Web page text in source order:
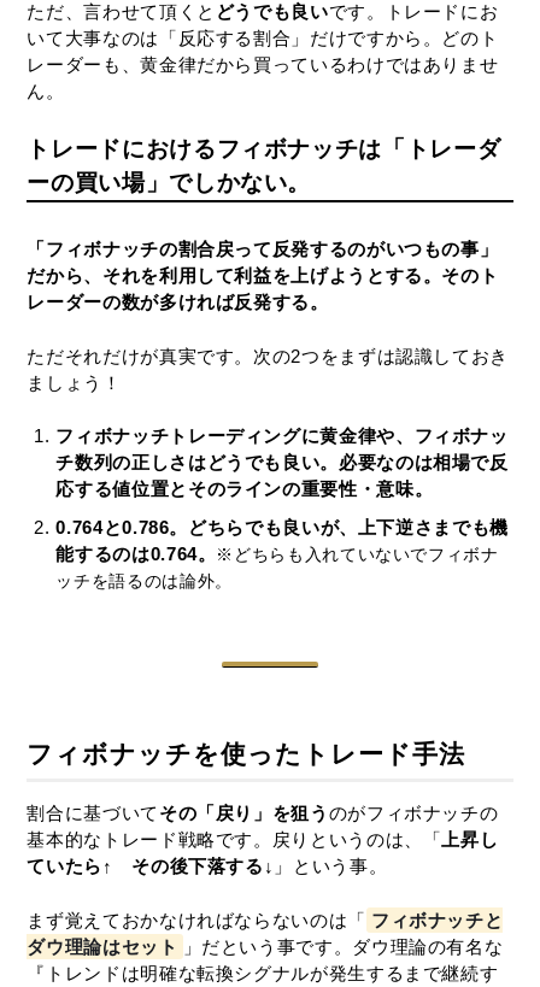
ただ、言わせて頂くと どうでも良いです。トレードにお
いて大事なのは「反応する割合」だけですから。どのト
レーダーも、黄金律だから買っているわけではありませ
ん。
トレードにおけるフィボナッチは「トレーダ
ーの買い場」でしかない。
「フィボナッチの割合戻って反発するのがいつもの事」
だから、それを利用して利益を上げようとする。そのト
レーダーの数が多ければ反発する。
ただそれだけが真実です。次の2つをまずは認識しておき
ましょう！
フィボナッチトレーディングに黄金律や、フィボナッ
チ数列の正しさはどうでも良い。必要なのは相場で反
応する値位置とそのラインの重要性・意味。
0.764と0.786。どちらでも良いが、上下逆さまでも機
能するのは0.764。
※どちらも入れていないでフィボナ
ッチを語るのは論外。
フィボナッチを使ったトレード手法
割合に基づいて その「戻り」を狙う のがフィボナッチの
基本的なトレード戦略です。戻りというのは、「 上昇し
ていたら↑ その後下落する↓ 」という事。
まず覚えておかなければならないのは「 フィボナッチと
ダウ理論はセット
」だという事です。ダウ理論の有名な
『トレンドは明確な転換シグナルが発生するまで継続す